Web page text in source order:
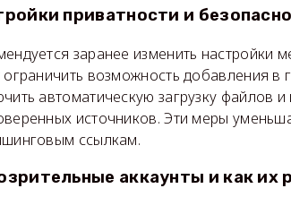
приватности и
заранее изменить настройки
ограничить возможность добавления
автоматическую загрузку файлов
источников. Эти меры
ссылкам.
аккаунты и как их